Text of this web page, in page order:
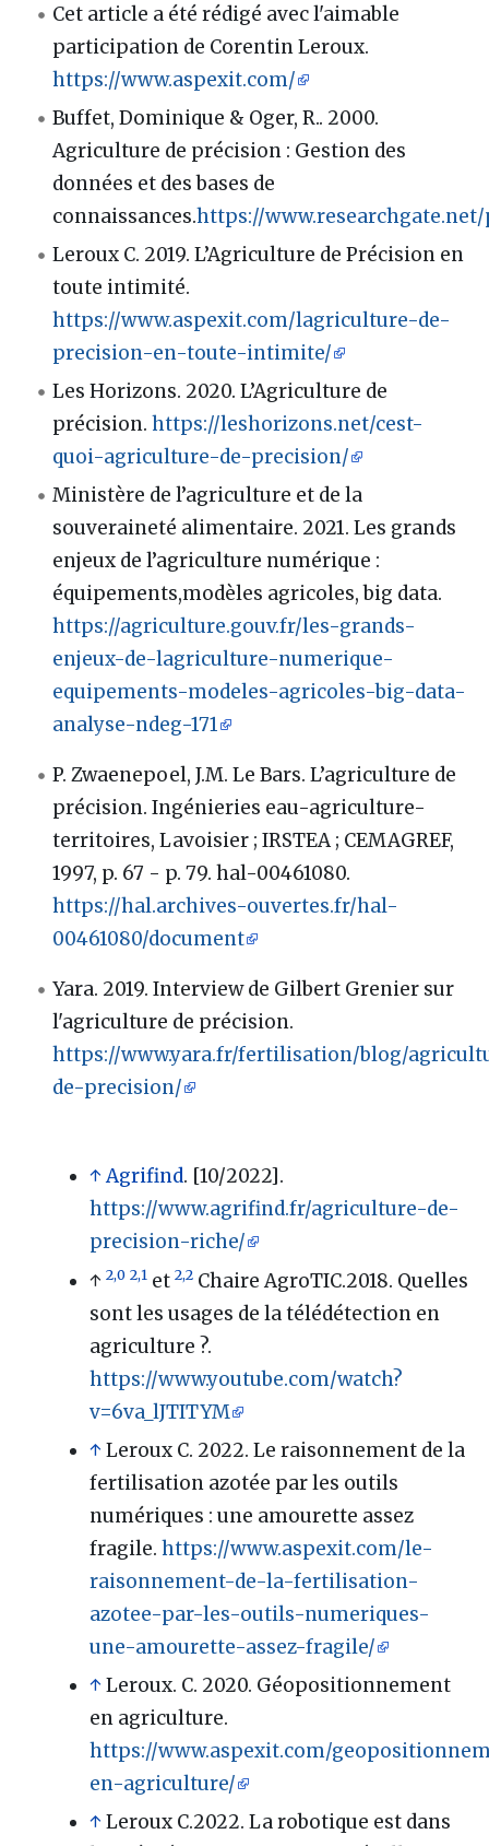
Cet article a été rédigé avec l'aimable
participation de Corentin Leroux.
https://www.aspexit.com/
Buffet, Dominique & Oger, R.. 2000.
Agriculture de précision : Gestion des
données et des bases de
connaissances.https://www.researchgate.net/
Leroux C. 2019. L’Agriculture de Précision en
toute intimité.
https://www.aspexit.com/lagriculture-de-
precision-en-toute-intimite/
Les Horizons. 2020. L’Agriculture de
précision.https://leshorizons.net/cest-
quoi-agriculture-de-precision/
Ministère de l’agriculture et de la
souveraineté alimentaire. 2021. Les grands
enjeux de l’agriculture numérique :
équipements,modèles agricoles, big data.
https://agriculture.gouv.fr/les-grands-
enjeux-de-lagriculture-numerique-
equipements-modeles-agricoles-big-data-
analyse-ndeg-171
P. Zwaenepoel, J.M. Le Bars. L’agriculture de
précision. Ingénieries eau-agriculture-
territoires, Lavoisier ; IRSTEA ; CEMAGREF,
1997, p. 67 - p. 79. hal-00461080.
https://hal.archives-ouvertes.fr/hal-
00461080/document
Yara. 2019. Interview de Gilbert Grenier sur
l'agriculture de précision.
https://www.yara.fr/fertilisation/blog/
de-precision/
↑Agrifind. [10/2022].
https://www.agrifind.fr/agriculture-de-
precision-riche/
↑2,0 2,1 et2,2 Chaire AgroTIC.2018. Quelles
sont les usages de la télédétection en
agriculture ?.
https://www.youtube.com/watch?
v=6va_lJTITYM
↑Leroux C. 2022. Le raisonnement de la
fertilisation azotée par les outils
numériques : une amourette assez
fragile.https://www.aspexit.com/le-
raisonnement-de-la-fertilisation-
azotee-par-les-outils-numeriques-
une-amourette-assez-fragile/
↑Leroux. C. 2020. Géopositionnement
en agriculture.
https://www.aspexit.com/
en-agriculture/
↑Leroux C.2022. La robotique est dans